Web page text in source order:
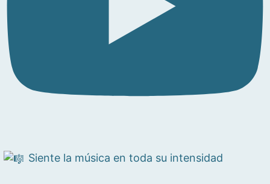
Siente la música en toda su intensidad